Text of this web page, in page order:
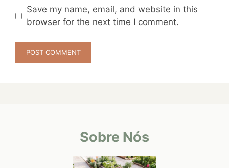
Save my name, email, and website in this
browser for the next time I comment.
Sobre Nós